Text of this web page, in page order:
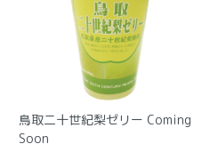
鳥取二十世紀梨ゼリー Coming
Soon